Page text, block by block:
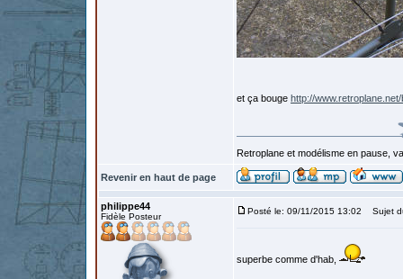
et ça bouge http://
Retroplane et modélisme en pause,
Revenir en haut de page
philippe44
Fidèle Posteur
Posté le: 09/11/2015 13:02 Sujet
superbe comme d'hab,